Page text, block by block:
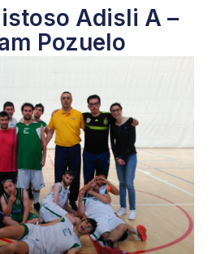
Adisli A –
Pozuelo